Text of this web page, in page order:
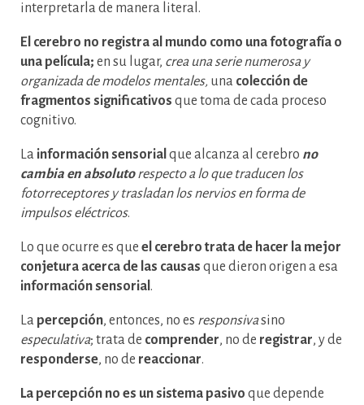
interpretarla de manera literal.
El cerebro no registra al mundo como una fotografía o
una película; en su lugar, crea una serie numerosa y
organizada de modelos mentales, una colección de
fragmentos significativos que toma de cada proceso
cognitivo.
La información sensorial que alcanza al cerebro no
cambia en absolutorespecto a lo que traducen los
fotorreceptores y trasladan los nervios en forma de
impulsos eléctricos.
Lo que ocurre es que el cerebro trata de hacer la mejor
conjetura acerca de las causas que dieron origen a esa
información sensorial .
La percepción, entonces, no es responsivasino
especulativa; trata de comprender, no de registrar, y de
responderse, no de reaccionar.
La percepción no es un sistema pasivo que depende